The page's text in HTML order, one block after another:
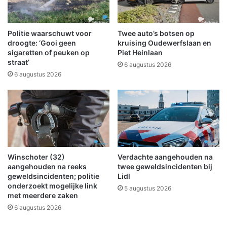
e
u
m
r
u
i
t
e
r
s
c
c
v
o
l
o
p
I
n
Politie waarschuwt voor
droogte: ‘Gooi geen
sigaretten of peuken op
straat’
6 augustus 2026
Twee auto’s botsen op
kruising Oudewerfslaan en
Piet Heinlaan
6 augustus 2026
Winschoter (32)
aangehouden na reeks
geweldsincidenten; politie
onderzoekt mogelijke link
met meerdere zaken
6 augustus 2026
Verdachte aangehouden na
twee geweldsincidenten bij
Lidl
5 augustus 2026